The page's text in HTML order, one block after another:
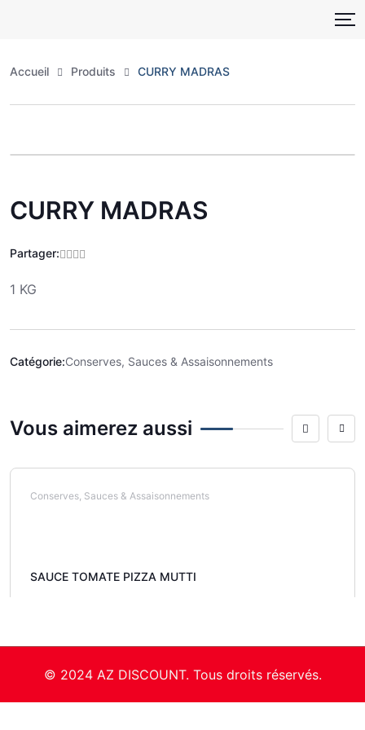
Accueil Produits CURRY MADRAS
CURRY MADRAS
Partager:
1 KG
Catégorie:Conserves, Sauces & Assaisonnements
Vous aimerez aussi
Conserves, Sauces & Assaisonnements
SAUCE TOMATE PIZZA MUTTI
© 2024 AZ DISCOUNT. Tous droits réservés.